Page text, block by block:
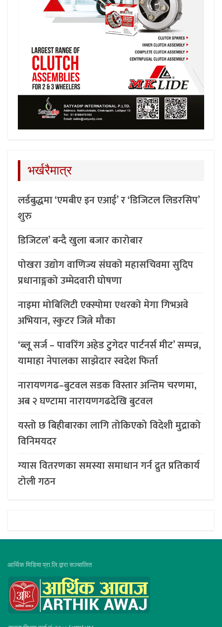
भर्खरैमात्र
लर्डबुद्धमा ‘एमबीए इन एआई’ र ‘डिजिटल लिडरसिप’
शुरु
डिजिटल’ बन्दै खुला बजार कारोबार
पोखरा उद्योग वाणिज्य संघको महासचिवमा सुदिप
प्रधानाङ्गको उम्मेदवारी घोषणा
नाइमा मोबिलिटी एक्स्पोमा एथरको मेगा गिभअवे
अभियान, स्कुटर जित्ने मौका
‘ब्लू सर्ज – पावरिंग अहेड टुगेदर पार्टनर्स मीट’ सम्पन्न,
यामाहा नेपालका साझेदार स्वदेश फिर्ता
नारायणगढ–बुटवल सडक विस्तार अन्तिम चरणमा,
अब २ घण्टामा नारायणगढदेखि बुटवल
यस्तो छ बिहीबारका लागि तोकिएको विदेशी मुद्राको
विनिमयदर
ग्यास वितरणका समस्या समाधान गर्न द्रुत प्रतिकार्य
टोली गठन
आर्थिक मिडिया प्रा.लि.द्वारा सञ्चालित